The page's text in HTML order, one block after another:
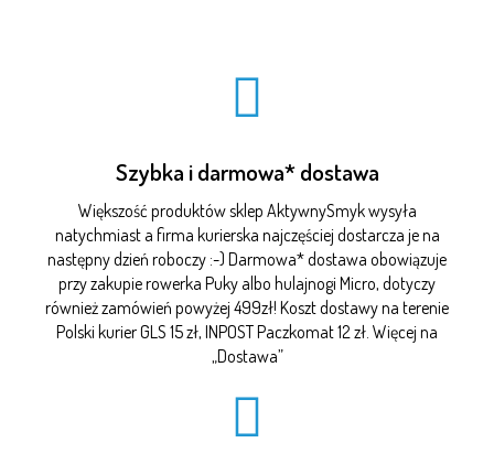
Szybka i darmowa* dostawa
Większość produktów sklep AktywnySmyk wysyła
natychmiast a firma kurierska najczęściej dostarcza je na
następny dzień roboczy :-) Darmowa* dostawa obowiązuje
przy zakupie rowerka Puky albo hulajnogi Micro, dotyczy
również zamówień powyżej 499zł! Koszt dostawy na terenie
Polski kurier GLS 15 zł, INPOST Paczkomat 12 zł. Więcej na
„Dostawa”